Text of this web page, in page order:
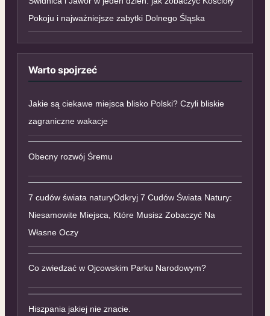
Pokoju i najważniejsze zabytki Dolnego Śląska
Warto spojrzeć
Jakie są ciekawe miejsca blisko Polski? Czyli bliskie
zagraniczne wakacje
Obecny rozwój Śremu
7 cudów świata naturyOdkryj 7 Cudów Świata Natury:
Niesamowite Miejsca, Które Musisz Zobaczyć Na
Własne Oczy
Co zwiedzać w Ojcowskim Parku Narodowym?
Hiszpania jakiej nie znacie.